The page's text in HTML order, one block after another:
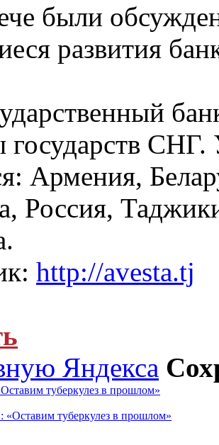
были
развития
государств
Армения,
Россия,
http://avesta.tj
Яндекса
туберкулез в прошлом»